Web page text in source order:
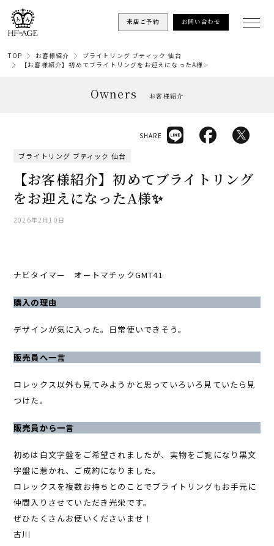
来店ご予約 お問い合わせ
TOP お客様紹介
ブライトリング ブティック 仙台
【お客様紹介】初めてブライトリングをお迎えになったA様✨
Owners お客様紹介
ブライトリング ブティック 仙台
【お客様紹介】初めてブライトリング
をお迎えになったA様✨
2026年2月10日
SHARE
ナビタイマー オートマチックGMT41
購入の理由
デザインが気に入った。日常使いできそう。
販売員へ一言
ロレックス以外も見てみようかと思っていろいろ見ていたら見
つけた。
販売員から一言
初めは白文字盤をご希望されましたが、実物をご覧になり黒文
字盤に惹かれ、ご成約になりました。
ロレックスを複数お持ちとのことでブライトリングもお手元に
仲間入りさせていただき光栄です。
ぜひたくさんお使いくださいませ！
古川